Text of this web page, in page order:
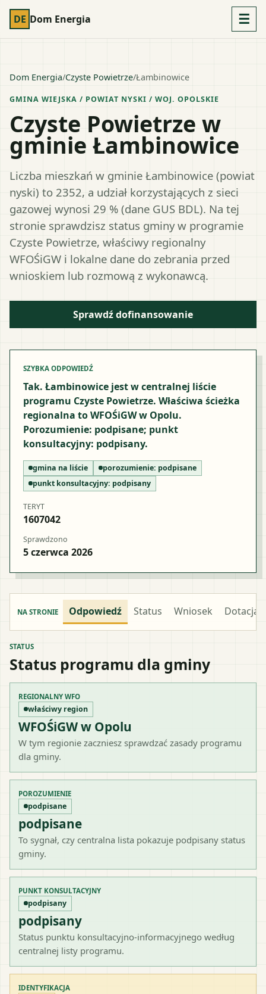
DE Dom Energia ☰
Dom Energia/Czyste Powietrze/Łambinowice
GMINA WIEJSKA / POWIAT NYSKI / WOJ. OPOLSKIE
Czyste Powietrze w
gminie Łambinowice
Liczba mieszkań w gminie Łambinowice (powiat
nyski) to 2352, a udział korzystających z sieci
gazowej wynosi 29 % (dane GUS BDL). Na tej
stronie sprawdzisz status gminy w programie
Czyste Powietrze, właściwy regionalny
WFOŚiGW i lokalne dane do zebrania przed
wnioskiem lub rozmową z wykonawcą.
Sprawdź dofinansowanie
SZYBKA ODPOWIEDŹ
Tak. Łambinowice jest w centralnej liście
programu Czyste Powietrze. Właściwa ścieżka
regionalna to WFOŚiGW w Opolu.
Porozumienie: podpisane; punkt
konsultacyjny: podpisany.
gmina na liście porozumienie: podpisane
punkt konsultacyjny: podpisany
TERYT
1607042
Sprawdzono
5 czerwca 2026
NA STRONIE Odpowiedź Status Wniosek Dotacja
STATUS
Status programu dla gminy
REGIONALNY WFO
właściwy region
WFOŚiGW w Opolu
W tym regionie zaczniesz sprawdzać zasady programu
dla gminy.
POROZUMIENIE
podpisane
podpisane
To sygnał, czy centralna lista pokazuje podpisany status
gminy.
PUNKT KONSULTACYJNY
podpisany
podpisany
Status punktu konsultacyjno-informacyjnego według
centralnej listy programu.
IDENTYFIKACJA